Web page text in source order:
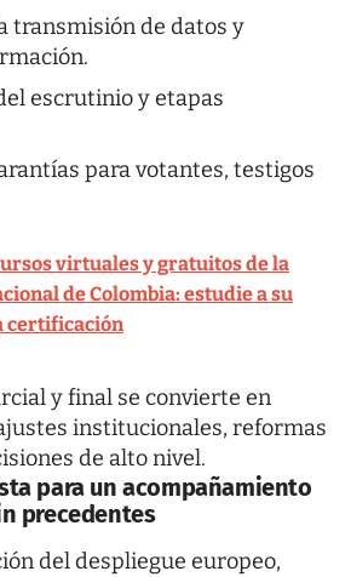
transmisión de datos y
escrutinio y etapas
para votantes, testigos
virtuales y gratuitos de la
de Colombia: estudie a su
certificación
y final se convierte en
institucionales, reformas
de alto nivel.
para un acompañamiento
precedentes
del despliegue europeo,